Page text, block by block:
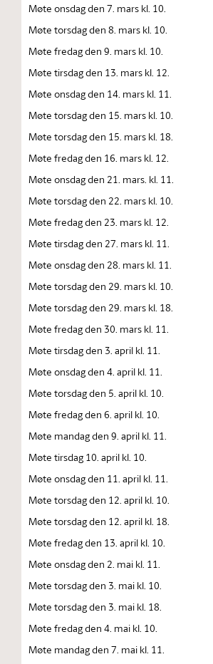
Møte onsdag den 7. mars kl. 10.
Møte torsdag den 8. mars kl. 10.
Møte fredag den 9. mars kl. 10.
Møte tirsdag den 13. mars kl. 12.
Møte onsdag den 14. mars kl. 11.
Møte torsdag den 15. mars kl. 10.
Møte torsdag den 15. mars kl. 18.
Møte fredag den 16. mars kl. 12.
Møte onsdag den 21. mars. kl. 11.
Møte torsdag den 22. mars kl. 10.
Møte fredag den 23. mars kl. 12.
Møte tirsdag den 27. mars kl. 11.
Møte onsdag den 28. mars kl. 11.
Møte torsdag den 29. mars kl. 10.
Møte torsdag den 29. mars kl. 18.
Møte fredag den 30. mars kl. 11.
Møte tirsdag den 3. april kl. 11.
Møte onsdag den 4. april kl. 11.
Møte torsdag den 5. april kl. 10.
Møte fredag den 6. april kl. 10.
Møte mandag den 9. april kl. 11.
Møte tirsdag 10. april kl. 10.
Møte onsdag den 11. april kl. 11.
Møte torsdag den 12. april kl. 10.
Møte torsdag den 12. april kl. 18.
Møte fredag den 13. april kl. 10.
Møte onsdag den 2. mai kl. 11.
Møte torsdag den 3. mai kl. 10.
Møte torsdag den 3. mai kl. 18.
Møte fredag den 4. mai kl. 10.
Møte mandag den 7. mai kl. 11.